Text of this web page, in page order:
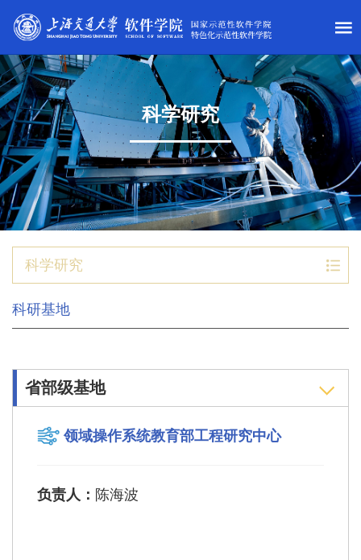
科学研究
科学研究
科研基地
省部级基地
领域操作系统教育部工程研究中心
负责人： 陈海波